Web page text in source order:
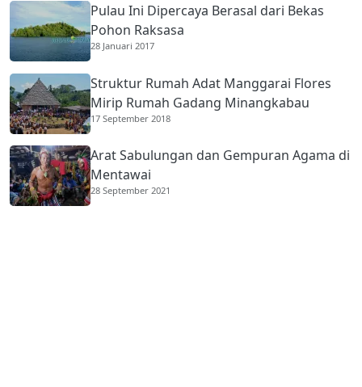
Pulau Ini Dipercaya Berasal dari Bekas
Pohon Raksasa
28 Januari 2017
Struktur Rumah Adat Manggarai Flores
Mirip Rumah Gadang Minangkabau
17 September 2018
Arat Sabulungan dan Gempuran Agama di
Mentawai
28 September 2021